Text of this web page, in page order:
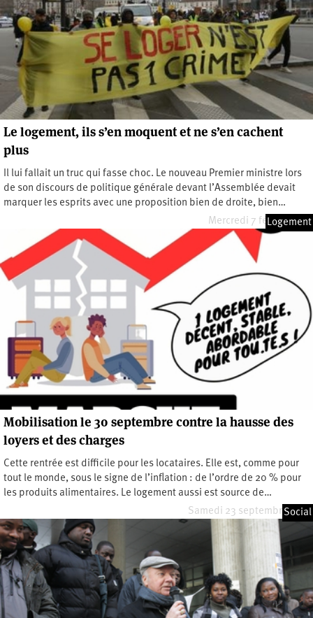
Le logement, ils s’en moquent et ne s’en cachent
plus
Il lui fallait un truc qui fasse choc. Le nouveau Premier ministre lors
de son discours de politique générale devant l’Assemblée devait
marquer les esprits avec une proposition bien de droite, bien…
Mercredi 7 février 2024
Logement
Mobilisation le 30 septembre contre la hausse des
loyers et des charges
Cette rentrée est difficile pour les locataires. Elle est, comme pour
tout le monde, sous le signe de l’inflation : de l’ordre de 20 % pour
les produits alimentaires. Le logement aussi est source de…
Samedi 23 septembre 2023
Social